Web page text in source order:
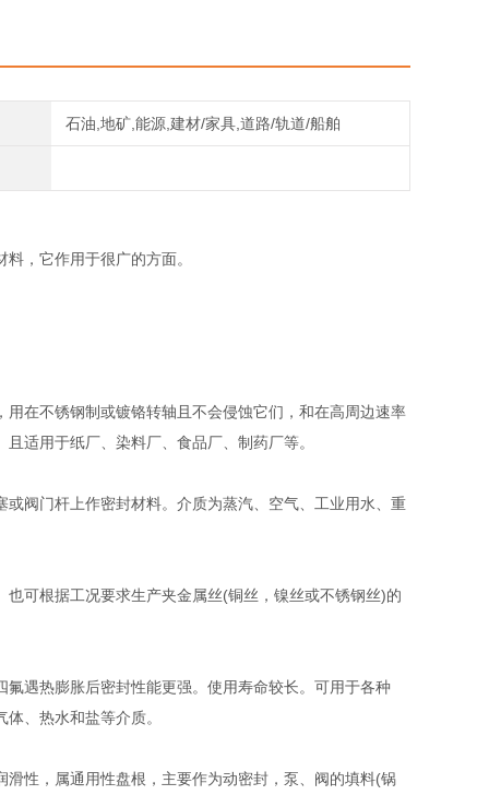
石油,地矿,能源,建材/家具,道路/轨道/船舶
，它作用于很广的方面。
在不锈钢制或镀铬转轴且不会侵蚀它们，和在高周边速率
适用于纸厂、染料厂、食品厂、制药厂等。
阀门杆上作密封材料。介质为蒸汽、空气、工业用水、重
可根据工况要求生产夹金属丝(铜丝，镍丝或不锈钢丝)的
遇热膨胀后密封性能更强。使用寿命较长。可用于各种
、热水和盐等介质。
性，属通用性盘根，主要作为动密封，泵、阀的填料(锅